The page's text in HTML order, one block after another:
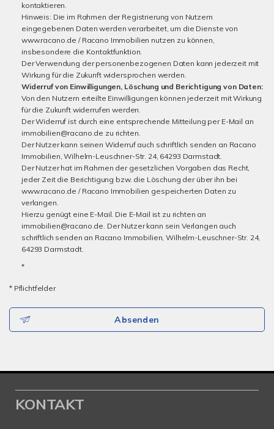
kontaktieren.
Hinweis: Die im Rahmen der Registrierung von Nutzern
eingegebenen Daten werden verarbeitet, um die Dienste von
www.racano.de / Racano Immobilien nutzen zu können,
insbesondere die Kontaktfunktion.
Der Verwendung der personenbezogenen Daten kann jederzeit mit
Wirkung für die Zukunft widersprochen werden.
Widerruf von Einwilligungen, Löschung und Berichtigung von Daten:
Von den Nutzern erteilte Einwilligungen können jederzeit mit Wirkung
für die Zukunft widerrufen werden.
Der Widerruf ist durch eine entsprechende Mitteilung per E-Mail an
immobilien@racano.de zu richten.
Der Nutzer kann seinen Widerruf auch schriftlich senden an Racano
Immobilien, Wilhelm-Leuschner-Str. 24, 64293 Darmstadt.
Der Nutzer hat im Rahmen der gesetzlichen Vorgaben das Recht,
jeder Zeit die Berichtigung bzw. die Löschung der über ihn bei
www.racano.de / Racano Immobilien gespeicherten Daten zu
verlangen.
Hierzu genügt eine E-Mail. Die E-Mail ist zu richten an
immobilien@racano.de. Der Nutzer kann sein Verlangen auch
schriftlich senden an Racano Immobilien, Wilhelm-Leuschner-Str. 24,
64293 Darmstadt.
*
* Pflichtfelder
Absenden
KONTAKT